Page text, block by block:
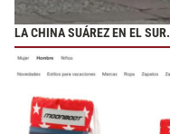
LA CHINA SUÁREZ EN EL SUR.